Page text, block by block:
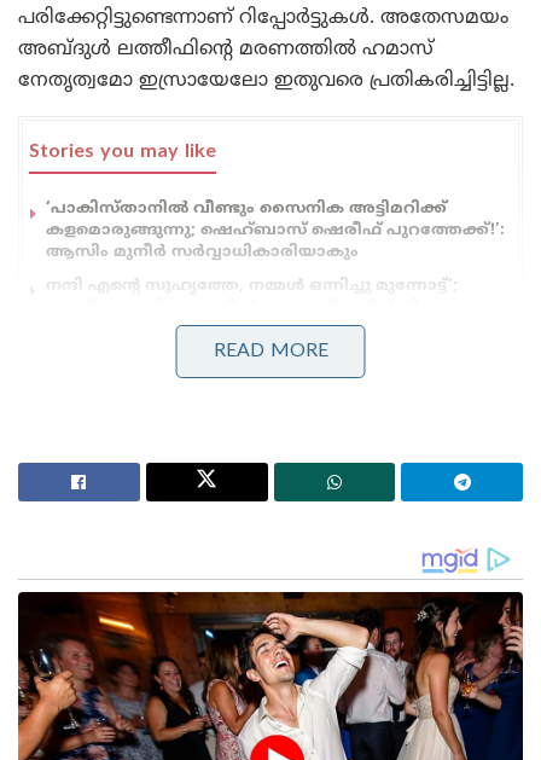
പരിക്കേറ്റിട്ടുണ്ടെന്നാണ് റിപ്പോർട്ടുകൾ. അതേസമയം
അബ്ദുൾ ലത്തീഫിന്റെ മരണത്തിൽ ഹമാസ്
നേതൃത്വമോ ഇസ്രായേലോ ഇതുവരെ പ്രതികരിച്ചിട്ടില്ല.
Stories you may like
‘പാകിസ്താനിൽ വീണ്ടും സൈനിക അട്ടിമറിക്ക്
കളമൊരുങ്ങുന്നു; ഷെഹ്ബാസ് ഷെരീഫ് പുറത്തേക്ക്!’:
ആസിം മുനീർ സർവ്വാധികാരിയാകും
നന്ദി എൻ്റെ സുഹൃത്തേ, നമ്മൾ ഒന്നിച്ചു മുന്നോട്ട്’;
പ്രതികരണവുമായി നെതന്യാഹു!
ഹമാസിന്റെ പൊളിറ്റിക്കൽ ബ്യൂറോയിലെ
നേതാക്കളായ ഇസ്മയിൽ ബർഹൗം, സഹാഹ് അൽ
കൊല്ലപ്പെട്ടിരിക്കുന്നത്.
ഹമാസിന്റെ പൊളിറ്റക്കൽ ബ്യൂറോയിലേത് മാത്രമായി
11 നേതാക്കളെയാണ് ഇസ്രായേൽ
വ്യോമാക്രമണത്തിൽ വധിച്ചിരിക്കുന്നത്. ഇതിൽ
ഹമാസിന്റെ പരമോന്നത നേതാക്കളും ഉൾപ്പെടുന്നു.
READ MORE